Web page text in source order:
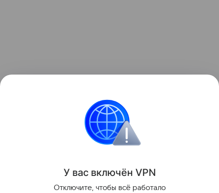
появлением ИИ-агентов.
Поделиться
У вас включён VPN
Отключите, чтобы всё работало